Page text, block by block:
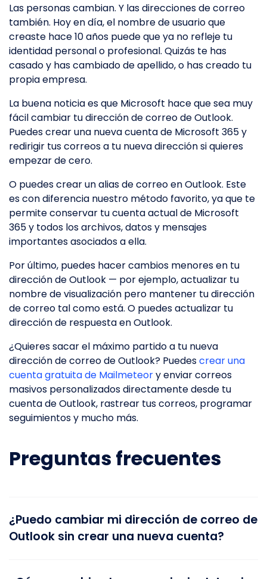
Las personas cambian. Y las direcciones de correo
también. Hoy en día, el nombre de usuario que
creaste hace 10 años puede que ya no refleje tu
identidad personal o profesional. Quizás te has
casado y has cambiado de apellido, o has creado tu
propia empresa.
La buena noticia es que Microsoft hace que sea muy
fácil cambiar tu dirección de correo de Outlook.
Puedes crear una nueva cuenta de Microsoft 365 y
redirigir tus correos a tu nueva dirección si quieres
empezar de cero.
O puedes crear un alias de correo en Outlook. Este
es con diferencia nuestro método favorito, ya que te
permite conservar tu cuenta actual de Microsoft
365 y todos los archivos, datos y mensajes
importantes asociados a ella.
Por último, puedes hacer cambios menores en tu
dirección de Outlook — por ejemplo, actualizar tu
nombre de visualización pero mantener tu dirección
de correo tal como está. O puedes actualizar tu
dirección de respuesta en Outlook.
¿Quieres sacar el máximo partido a tu nueva
dirección de correo de Outlook? Puedescrear una
cuenta gratuita de Mailmeteory enviar correos
masivos personalizados directamente desde tu
cuenta de Outlook, rastrear tus correos, programar
seguimientos y mucho más.
Preguntas frecuentes
¿Puedo cambiar mi dirección de correo de
Outlook sin crear una nueva cuenta?